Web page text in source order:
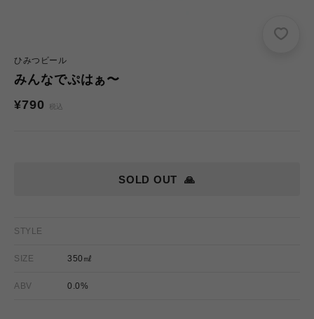
ひみつビール
みんなでぷはぁ〜
通
¥790 税込
🙏
SOLD OUT
STYLE
SIZE 350㎖
ABV 0.0%